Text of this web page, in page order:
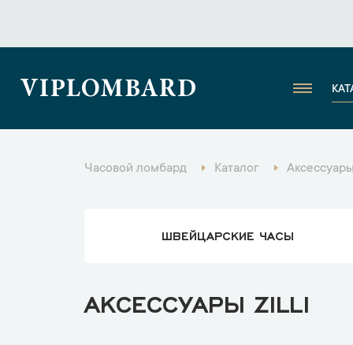
VIPLOMBARD
Часовой ломбард Каталог
ШВЕЙЦАРСКИЕ ЧАСЫ
АКСЕССУАРЫ ZILLI